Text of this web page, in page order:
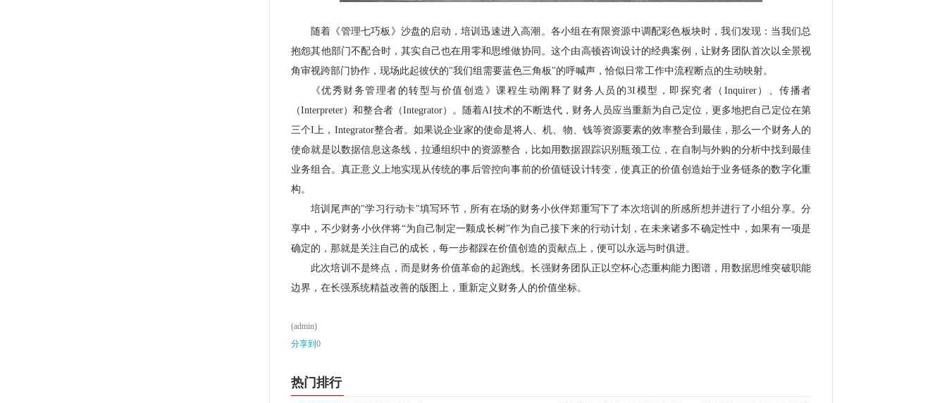
随着《管理七巧板》沙盘的启动，培训迅速进入高潮。各小组在有限资源中调配彩色板块时，我们发现：当我们总
抱怨其他部门不配合时，其实自己也在用零和思维做协同。这个由高顿咨询设计的经典案例，让财务团队首次以全景视
角审视跨部门协作，现场此起彼伏的"我们组需要蓝色三角板"的呼喊声，恰似日常工作中流程断点的生动映射。
《优秀财务管理者的转型与价值创造》课程生动阐释了财务人员的3I模型，即探究者（Inquirer）、传播者
（Interpreter）和整合者（Integrator）。随着AI技术的不断迭代，财务人员应当重新为自己定位，更多地把自己定位在第
三个I上，Integrator整合者。如果说企业家的使命是将人、机、物、钱等资源要素的效率整合到最佳，那么一个财务人的
使命就是以数据信息这条线，拉通组织中的资源整合，比如用数据跟踪识别瓶颈工位，在自制与外购的分析中找到最佳
业务组合。真正意义上地实现从传统的事后管控向事前的价值链设计转变，使真正的价值创造始于业务链条的数字化重
构。
培训尾声的"学习行动卡"填写环节，所有在场的财务小伙伴郑重写下了本次培训的所感所想并进行了小组分享。分
享中，不少财务小伙伴将“为自己制定一颗成长树”作为自己接下来的行动计划，在未来诸多不确定性中，如果有一项是
确定的，那就是关注自己的成长，每一步都踩在价值创造的贡献点上，便可以永远与时俱进。
此次培训不是终点，而是财务价值革命的起跑线。长强财务团队正以空杯心态重构能力图谱，用数据思维突破职能
边界，在长强系统精益改善的版图上，重新定义财务人的价值坐标。
(admin)
分享到 0
热门排行